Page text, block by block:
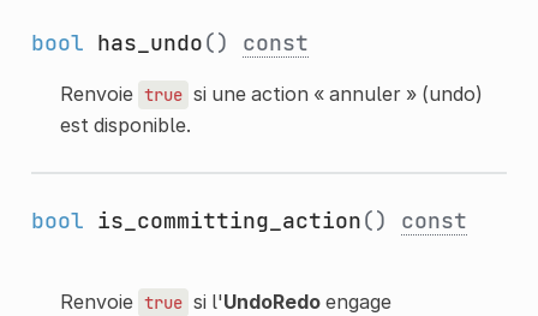
bool has_undo() const
Renvoie true si une action « annuler » (undo)
est disponible.
bool is_committing_action() const
Renvoie true si l'UndoRedoengage